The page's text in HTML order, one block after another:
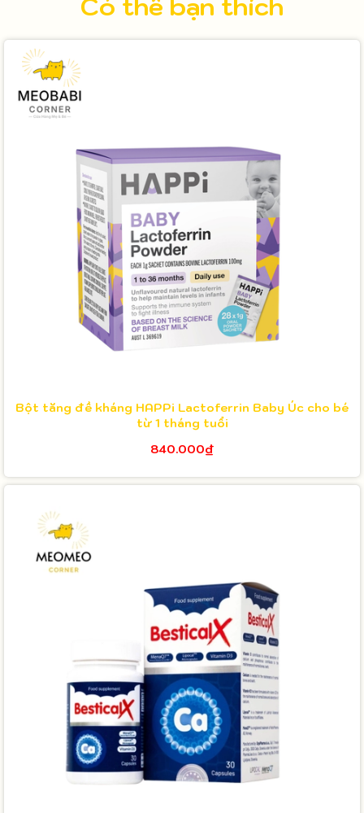
Có thể bạn thích
Bột tăng đề kháng HAPPi Lactoferrin Baby Úc cho bé
từ 1 tháng tuổi
840.000₫